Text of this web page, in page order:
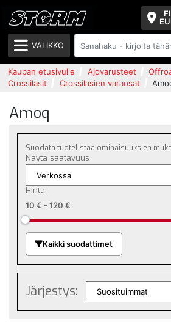
FI
VALIKKO
Kaupan etusivulle Ajovarusteet
Crossilasit
Crossilasien varaosat
Amoq
Suodata tuotelistaa ominaisuuksien
Näytä saatavuus
Hinta
10 € - 120 €
Kaikki suodattimet
Järjestys: